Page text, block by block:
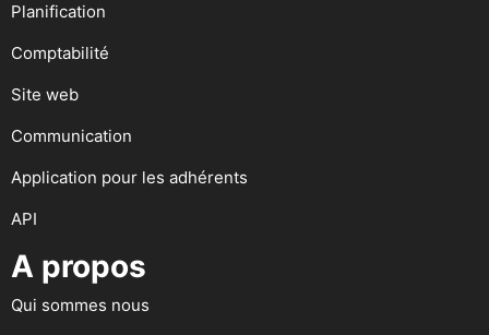
Planification
Comptabilité
Site web
Communication
Application pour les adhérents
API
A propos
Qui sommes nous